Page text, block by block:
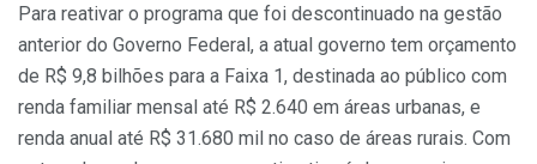
Para reativar o programa que foi descontinuado na gestão
anterior do Governo Federal, a atual governo tem orçamento
de R$ 9,8 bilhões para a Faixa 1, destinada ao público com
renda familiar mensal até R$ 2.640 em áreas urbanas, e
renda anual até R$ 31.680 mil no caso de áreas rurais. Com